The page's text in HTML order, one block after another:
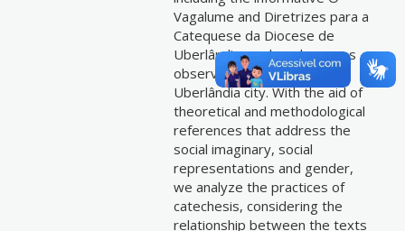
Vagalume and Diretrizes para a
Catequese da Diocese de
Uberlândia, analyzed sources
observe the reality of
Uberlândia city. With the aid of
theoretical and methodological
references that address the
social imaginary, social
representations and gender,
we analyze the practices of
catechesis, considering the
relationship between the texts